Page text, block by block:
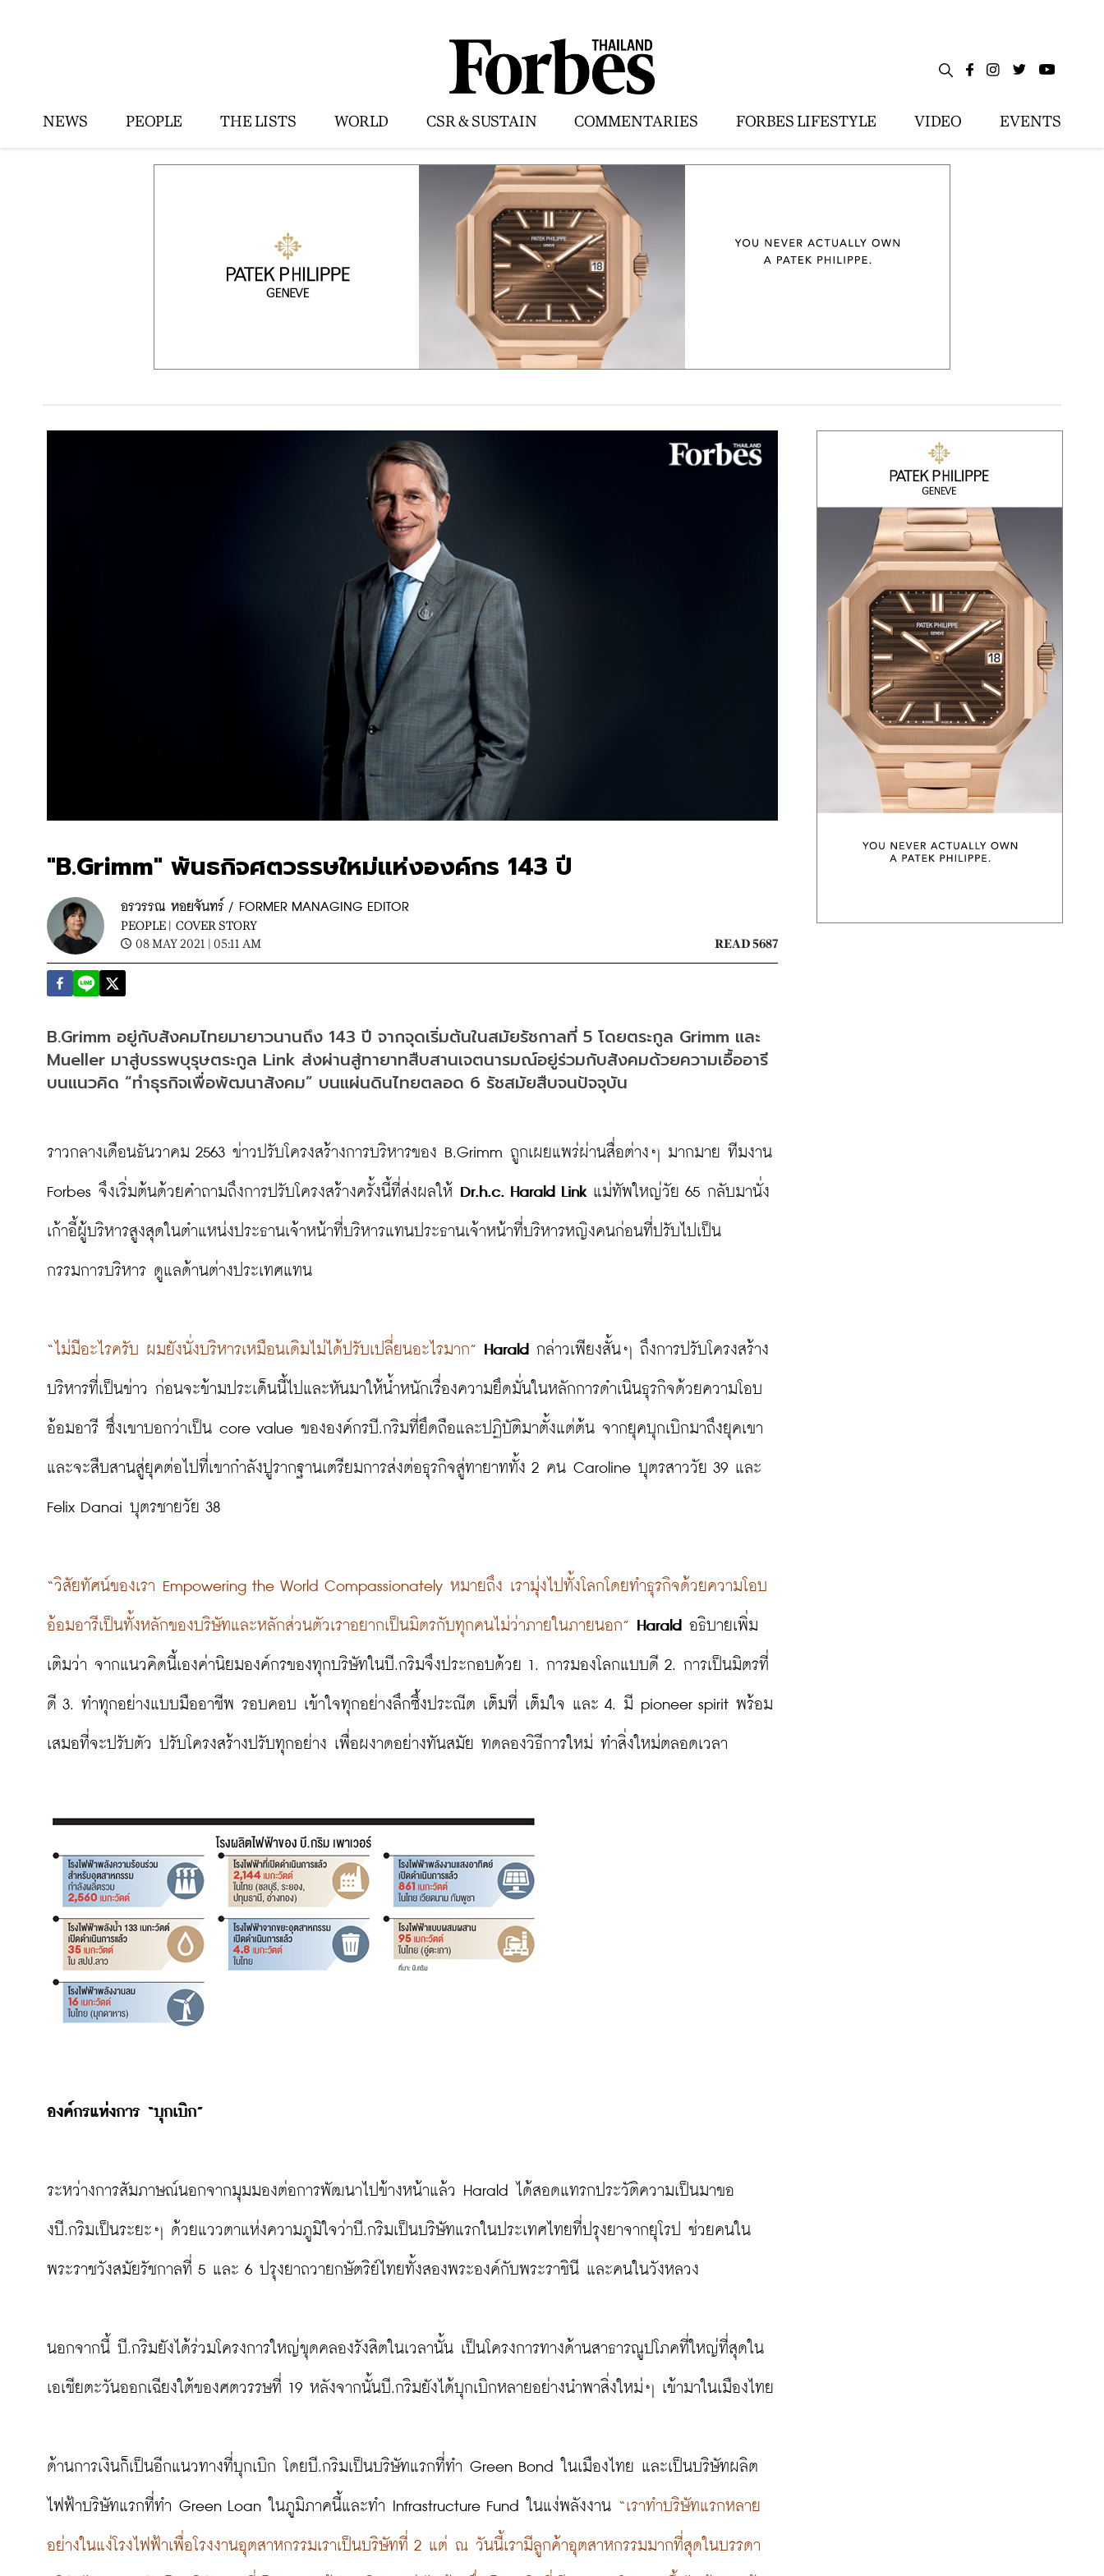
NEWS PEOPLE THE LISTS WORLD CSR & SUSTAIN COMMENTARIES FORBES LIFESTYLE VIDEO EVENTS
"B.Grimm" พันธกิจศตวรรษใหม่แห่งองค์กร 143 ปี
อรวรรณ หอยจันทร์ / FORMER MANAGING EDITOR
PEOPLE | COVER STORY
08 MAY 2021 | 05:11 AM
READ 5687
B.Grimm อยู่กับสังคมไทยมายาวนานถึง 143 ปี จากจุดเริ่มต้นในสมัยรัชกาลที่ 5 โดยตระกูล Grimm และ
Mueller มาสู่บรรพบุรุษตระกูล Link ส่งผ่านสู่ทายาทสืบสานเจตนารมณ์อยู่ร่วมกับสังคมด้วยความเอื้ออารี
บนแนวคิด “ทำธุรกิจเพื่อพัฒนาสังคม” บนแผ่นดินไทยตลอด 6 รัชสมัยสืบจนปัจจุบัน
ราวกลางเดือนธันวาคม 2563 ข่าวปรับโครงสร้างการบริหารของ B.Grimm ถูกเผยแพร่ผ่านสื่อต่างๆ มากมาย ทีมงาน
Forbes จึงเริ่มต้นด้วยคำถามถึงการปรับโครงสร้างครั้งนี้ที่ส่งผลให้ Dr.h.c. Harald Link แม่ทัพใหญ่วัย 65 กลับมานั่ง
เก้าอี้ผู้บริหารสูงสุดในตำแหน่งประธานเจ้าหน้าที่บริหารแทนประธานเจ้าหน้าที่บริหารหญิงคนก่อนที่ปรับไปเป็น
กรรมการบริหาร ดูแลด้านต่างประเทศแทน
“ไม่มีอะไรครับ ผมยังนั่งบริหารเหมือนเดิมไม่ได้ปรับเปลี่ยนอะไรมาก” Harald กล่าวเพียงสั้นๆ ถึงการปรับโครงสร้าง
บริหารที่เป็นข่าว ก่อนจะข้ามประเด็นนี้ไปและหันมาให้น้ำหนักเรื่องความยึดมั่นในหลักการดำเนินธุรกิจด้วยความโอบ
อ้อมอารี ซึ่งเขาบอกว่าเป็น core value ขององค์กรบี.กริมที่ยึดถือและปฏิบัติมาตั้งแต่ต้น จากยุคบุกเบิกมาถึงยุคเขา
และจะสืบสานสู่ยุคต่อไปที่เขากำลังปูรากฐานเตรียมการส่งต่อธุรกิจสู่ทายาททั้ง 2 คน Caroline บุตรสาววัย 39 และ
Felix Danai บุตรชายวัย 38
“วิสัยทัศน์ของเรา Empowering the World Compassionately หมายถึง เรามุ่งไปทั้งโลกโดยทำธุรกิจด้วยความโอบ
อ้อมอารีเป็นทั้งหลักของบริษัทและหลักส่วนตัวเราอยากเป็นมิตรกับทุกคนไม่ว่าภายในภายนอก” Harald อธิบายเพิ่ม
เติมว่า จากแนวคิดนี้เองค่านิยมองค์กรของทุกบริษัทในบี.กริมจึงประกอบด้วย 1. การมองโลกแบบดี 2. การเป็นมิตรที่
ดี 3. ทำทุกอย่างแบบมืออาชีพ รอบคอบ เข้าใจทุกอย่างลึกซึ้งประณีต เต็มที่ เต็มใจ และ 4. มี pioneer spirit พร้อม
เสมอที่จะปรับตัว ปรับโครงสร้างปรับทุกอย่าง เพื่อผงาดอย่างทันสมัย ทดลองวิธีการใหม่ ทำสิ่งใหม่ตลอดเวลา
องค์กรแห่งการ “บุกเบิก”
ระหว่างการสัมภาษณ์นอกจากมุมมองต่อการพัฒนาไปข้างหน้าแล้ว Harald ได้สอดแทรกประวัติความเป็นมาขอ
งบี.กริมเป็นระยะๆ ด้วยแววตาแห่งความภูมิใจว่าบี.กริมเป็นบริษัทแรกในประเทศไทยที่ปรุงยาจากยุโรป ช่วยคนใน
พระราชวังสมัยรัชกาลที่ 5 และ 6 ปรุงยาถวายกษัตริย์ไทยทั้งสองพระองค์กับพระราชินี และคนในวังหลวง
นอกจากนี้ บี.กริมยังได้ร่วมโครงการใหญ่ขุดคลองรังสิตในเวลานั้น เป็นโครงการทางด้านสาธารณูปโภคที่ใหญ่ที่สุดใน
เอเชียตะวันออกเฉียงใต้ของศตวรรษที่ 19 หลังจากนั้นบี.กริมยังได้บุกเบิกหลายอย่างนำพาสิ่งใหม่ๆ เข้ามาในเมืองไทย
ด้านการเงินก็เป็นอีกแนวทางที่บุกเบิก โดยบี.กริมเป็นบริษัทแรกที่ทำ Green Bond ในเมืองไทย และเป็นบริษัทผลิต
ไฟฟ้าบริษัทแรกที่ทำ Green Loan ในภูมิภาคนี้และทำ Infrastructure Fund ในแง่พลังงาน “เราทำบริษัทแรกหลาย
อย่างในแง่โรงไฟฟ้าเพื่อโรงงานอุตสาหกรรมเราเป็นบริษัทที่ 2 แต่ ณ วันนี้เรามีลูกค้าอุตสาหกรรมมากที่สุดในบรรดา